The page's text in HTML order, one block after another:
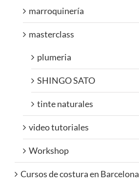
marroquinería
masterclass
plumeria
SHINGO SATO
tinte naturales
video tutoriales
Workshop
Cursos de costura en Barcelona